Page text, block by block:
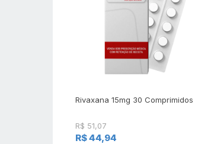
Rivaxana 15mg 30 Comprimidos
R$ 51,07
R$ 44,94